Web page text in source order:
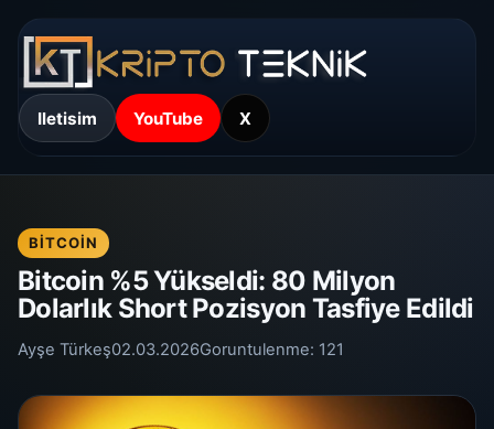
Iletisim YouTube X
BITCOIN
Bitcoin %5 Yükseldi: 80 Milyon
Dolarlık Short Pozisyon Tasfiye Edildi
Ayşe Türkeş02.03.2026Goruntulenme: 121